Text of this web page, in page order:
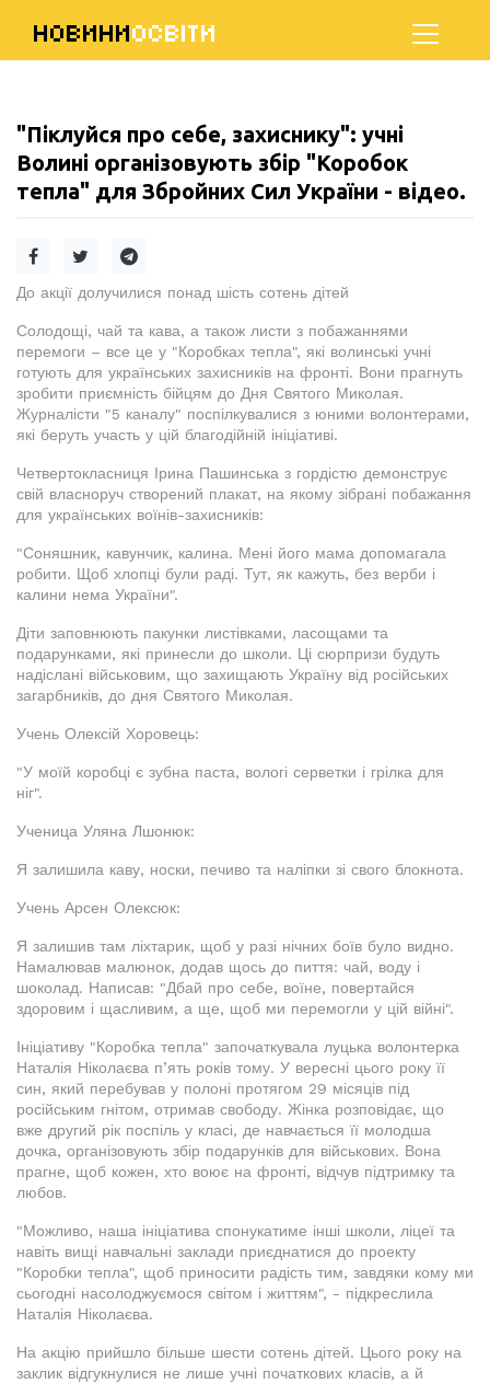
НОВИНИОСВІТИ
"Піклуйся про себе, захиснику": учні
Волині організовують збір "Коробок
тепла" для Збройних Сил України - відео.
До акції долучилися понад шість сотень дітей
Солодощі, чай та кава, а також листи з побажаннями
перемоги – все це у "Коробках тепла", які волинські учні
готують для українських захисників на фронті. Вони прагнуть
зробити приємність бійцям до Дня Святого Миколая.
Журналісти "5 каналу" поспілкувалися з юними волонтерами,
які беруть участь у цій благодійній ініціативі.
Четвертокласниця Ірина Пашинська з гордістю демонструє
свій власноруч створений плакат, на якому зібрані побажання
для українських воїнів-захисників:
"Соняшник, кавунчик, калина. Мені його мама допомагала
робити. Щоб хлопці були раді. Тут, як кажуть, без верби і
калини нема України".
Діти заповнюють пакунки листівками, ласощами та
подарунками, які принесли до школи. Ці сюрпризи будуть
надіслані військовим, що захищають Україну від російських
загарбників, до дня Святого Миколая.
Учень Олексій Хоровець:
"У моїй коробці є зубна паста, вологі серветки і грілка для
ніг".
Ученица Уляна Лшонюк:
Я залишила каву, носки, печиво та наліпки зі свого блокнота.
Учень Арсен Олексюк:
Я залишив там ліхтарик, щоб у разі нічних боїв було видно.
Намалював малюнок, додав щось до пиття: чай, воду і
шоколад. Написав: "Дбай про себе, воїне, повертайся
здоровим і щасливим, а ще, щоб ми перемогли у цій війні".
Ініціативу "Коробка тепла" започаткувала луцька волонтерка
Наталія Ніколаєва п’ять років тому. У вересні цього року її
син, який перебував у полоні протягом 29 місяців під
російським гнітом, отримав свободу. Жінка розповідає, що
вже другий рік поспіль у класі, де навчається її молодша
дочка, організовують збір подарунків для військових. Вона
прагне, щоб кожен, хто воює на фронті, відчув підтримку та
любов.
"Можливо, наша ініціатива спонукатиме інші школи, ліцеї та
навіть вищі навчальні заклади приєднатися до проекту
"Коробки тепла", щоб приносити радість тим, завдяки кому ми
сьогодні насолоджуємося світом і життям", - підкреслила
Наталія Ніколаєва.
На акцію прийшло більше шести сотень дітей. Цього року на
заклик відгукнулися не лише учні початкових класів, а й